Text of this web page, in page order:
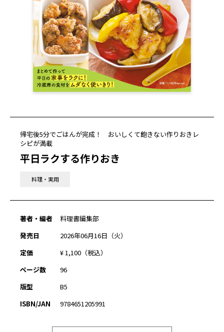
帰宅後5分でごはんが完成！ おいしくて飽きない作りおきレ
シピが満載
平日ラクする作りおき
料理・実用
著者・編者
料理書編集部
発売日
2026年06月16日（火）
定価
¥ 1,100（税込）
ページ数
96
版型
B5
ISBN/JAN
9784651205991